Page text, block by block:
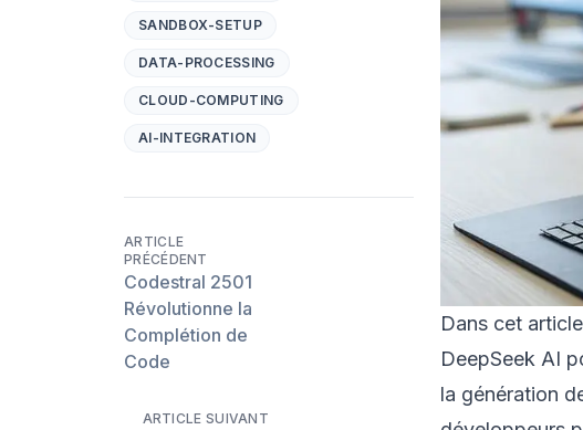
Dans cet
DeepSeek AI
la génération
SANDBOX-SETUP
DATA-PROCESSING
CLOUD-COMPUTING
AI-INTEGRATION
ARTICLE
PRÉCÉDENT
Codestral 2501
Révolutionne la
Complétion de
Code
ARTICLE SUIVANT